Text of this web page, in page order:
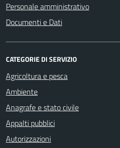
Personale amministrativo
Documenti e Dati
CATEGORIE DI SERVIZIO
Agricoltura e pesca
Ambiente
Anagrafe e stato civile
Appalti pubblici
Autorizzazioni